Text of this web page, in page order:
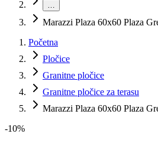
…
Marazzi Plaza 60x60 Plaza
Početna
Pločice
Granitne pločice
Granitne pločice za terasu
Marazzi Plaza 60x60 Plaza
-10%